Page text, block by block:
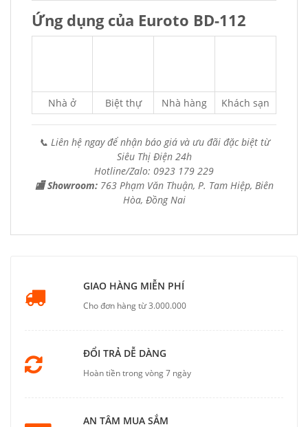
Ứng dụng của Euroto BD-112
Nhà ở Biệt thự Nhà hàng Khách sạn
📞 Liên hệ ngay để nhận báo giá và ưu đãi đặc biệt từ
Siêu Thị Điện 24h
Hotline/Zalo: 0923 179 229
🏬 Showroom: 763 Phạm Văn Thuận, P. Tam Hiệp, Biên
Hòa, Đồng Nai
GIAO HÀNG MIỄN PHÍ
Cho đơn hàng từ 3.000.000
ĐỔI TRẢ DỄ DÀNG
Hoàn tiền trong vòng 7 ngày
AN TÂM MUA SẮM